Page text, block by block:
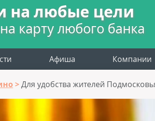
на любые цели
на карту любого банка
Афиша Компании
Для удобства жителей